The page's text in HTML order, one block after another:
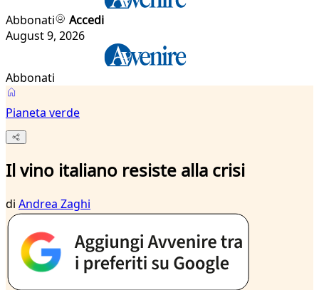
Abbonati
Accedi
August 9, 2026
Abbonati
Pianeta verde
Il vino italiano resiste alla crisi
di Andrea Zaghi